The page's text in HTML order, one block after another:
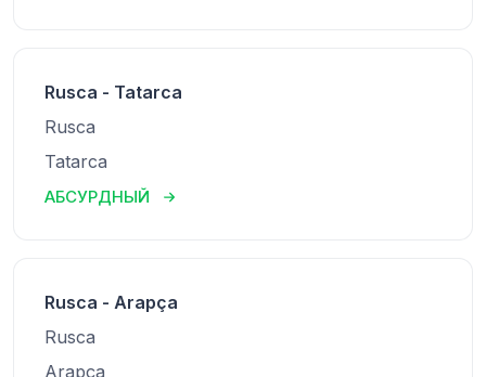
Rusca - Tatarca
Rusca
Tatarca
АБСУРДНЫЙ
Rusca - Arapça
Rusca
Arapça